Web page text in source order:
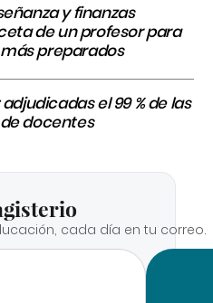
y finanzas
de un profesor para
preparados
el 99 % de las
docentes
cada día en tu correo.